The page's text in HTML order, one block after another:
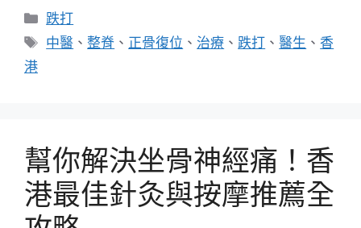
分
類
跌打
標
中醫 、整脊 、 正骨復位 、 治療 、跌打 、醫生 、香
港
幫你解決坐骨神經痛！香
港最佳針灸與按摩推薦全